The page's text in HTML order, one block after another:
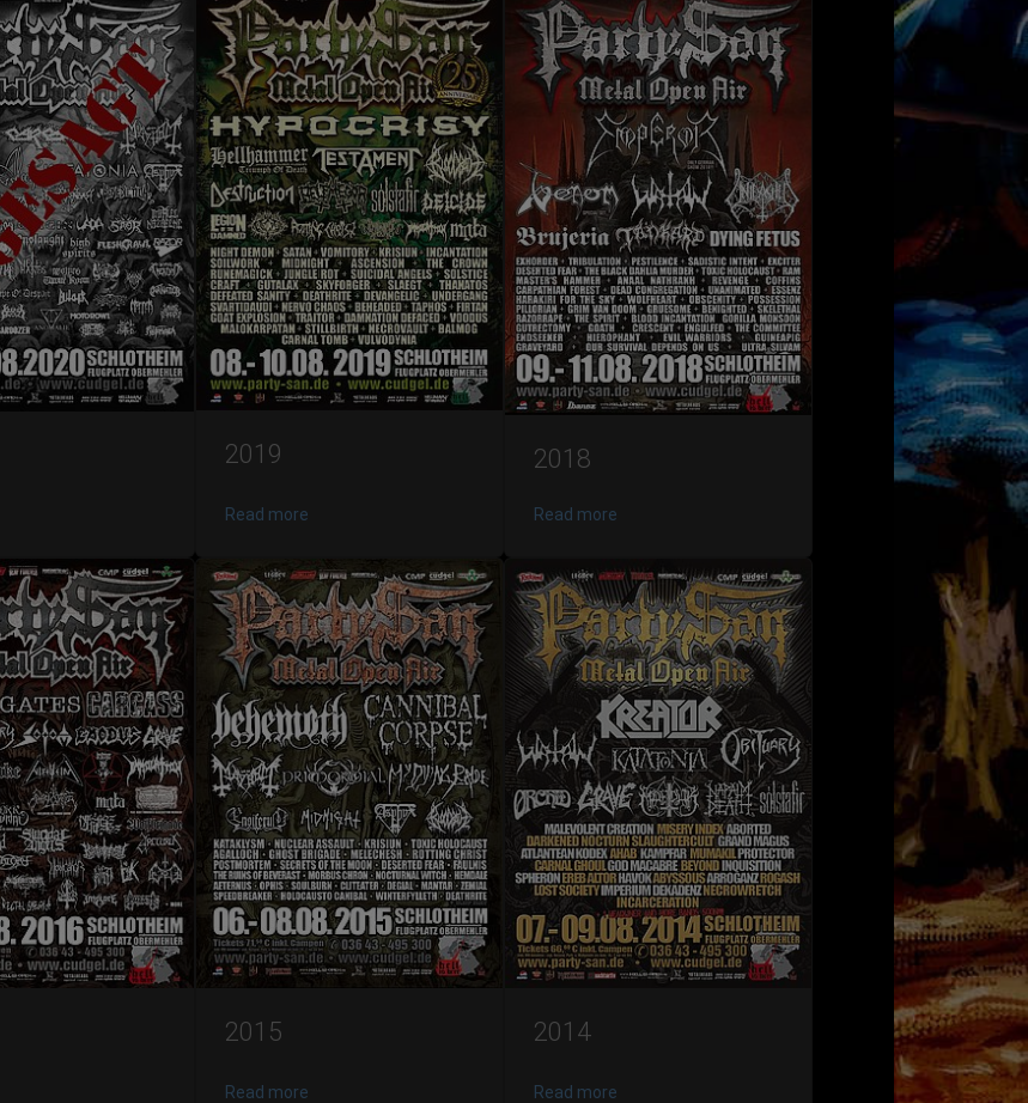
2019
Read more
2018
Read more
2015
Read more
2014
Read more